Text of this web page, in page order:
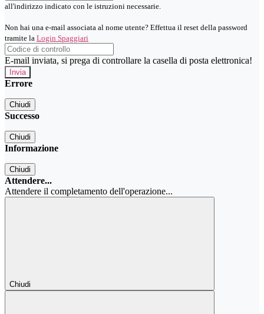
all'indirizzo indicato con le istruzioni necessarie.
Non hai una e-mail associata al nome utente? Effettua il reset della password
tramite la Login Spaggiari
E-mail inviata, si prega di controllare la casella di posta elettronica!
Errore
Chiudi
Successo
Chiudi
Informazione
Chiudi
Attendere...
Attendere il completamento dell'operazione...
Chiudi